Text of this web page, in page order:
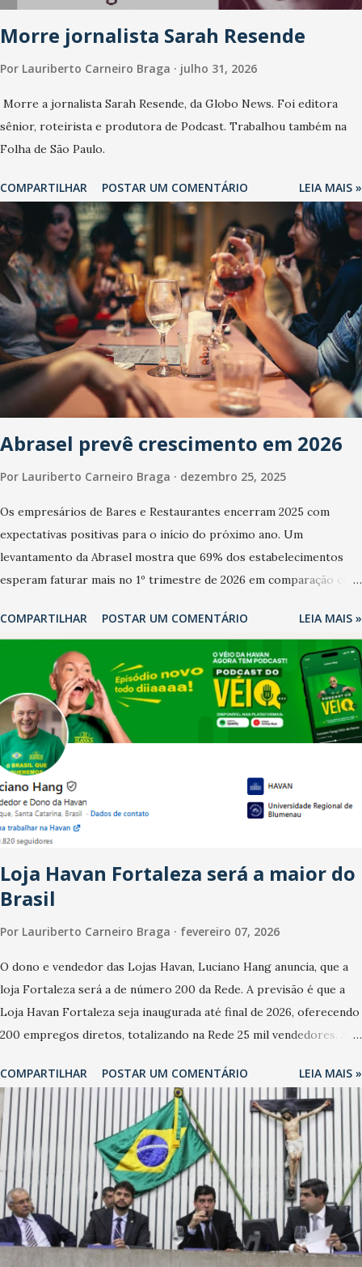
Morre jornalista Sarah Resende
Por Lauriberto Carneiro Braga julho 31, 2026
Morre a jornalista Sarah Resende, da Globo News. Foi editora
sênior, roteirista e produtora de Podcast. Trabalhou também na
Folha de São Paulo.
COMPARTILHAR POSTAR UM COMENTÁRIO LEIA MAIS »
Abrasel prevê crescimento em 2026
Por Lauriberto Carneiro Braga dezembro 25, 2025
Os empresários de Bares e Restaurantes encerram 2025 com
expectativas positivas para o início do próximo ano. Um
levantamento da Abrasel mostra que 69% dos estabelecimentos
esperam faturar mais no 1º trimestre de 2026 em comparação com
ano, 56% também projetam crescimento (foto Helena Lopes). A
confiança do setor é sustentada principalmente pelo desempenho
recente das empresas, impulsionado pelas confraternizações de
fim de ano e pelo pagamento do 13º Salário para um número maior
de trabalhadores, já que o país tem a menor taxa de desemprego
dos anos recentes. Ainda segundo a Pesquisa, em novembro de
2025, 40% dos bares e restaurantes operaram com lucro e outros
40% registraram equilíbrio financeiro. Já o percentual de
estabelecimentos no prejuízo ficou em 19%, pouco abaixo do
observado no mês anterior. Outros 1% não existiam em novembro.
com a pesquisa, 44% dos n...
COMPARTILHAR POSTAR UM COMENTÁRIO LEIA MAIS »
Loja Havan Fortaleza será a maior do
Brasil
Por Lauriberto Carneiro Braga fevereiro 07, 2026
O dono e vendedor das Lojas Havan, Luciano Hang anuncia, que a
loja Fortaleza será a de número 200 da Rede. A previsão é que a
Loja Havan Fortaleza seja inaugurada até final de 2026, oferecendo
200 empregos diretos, totalizando na Rede 25 mil vendedores. A
oficialmente, mas fontes extraoficiais indicam, que será na Avenida
Washington Soares-Messejana. Uma coisa é certa: será a maior
loja Havan do Brasil.
COMPARTILHAR POSTAR UM COMENTÁRIO LEIA MAIS »